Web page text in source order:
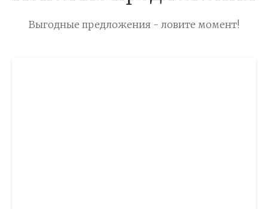
Выгодные предложения - ловите момент!